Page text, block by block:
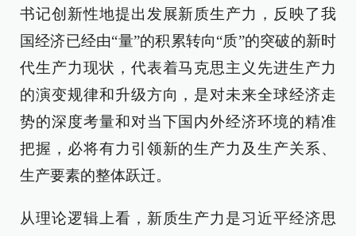
书记创新性地提出发展新质生产力，反映了我
国经济已经由“量”的积累转向“质”的突破的新时
代生产力现状，代表着马克思主义先进生产力
的演变规律和升级方向，是对未来全球经济走
势的深度考量和对当下国内外经济环境的精准
把握，必将有力引领新的生产力及生产关系、
生产要素的整体跃迁。
从理论逻辑上看，新质生产力是习近平经济思